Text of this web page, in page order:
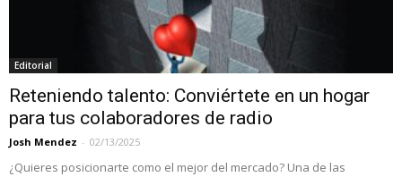
Editorial
Reteniendo talento: Conviértete en un hogar
para tus colaboradores de radio
Josh Mendez - 02/13/2025
¿Quieres posicionarte como el mejor del mercado? Una de las